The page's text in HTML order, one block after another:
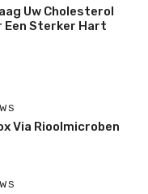
Uw Cholesterol
Een Sterker Hart
Via Rioolmicroben